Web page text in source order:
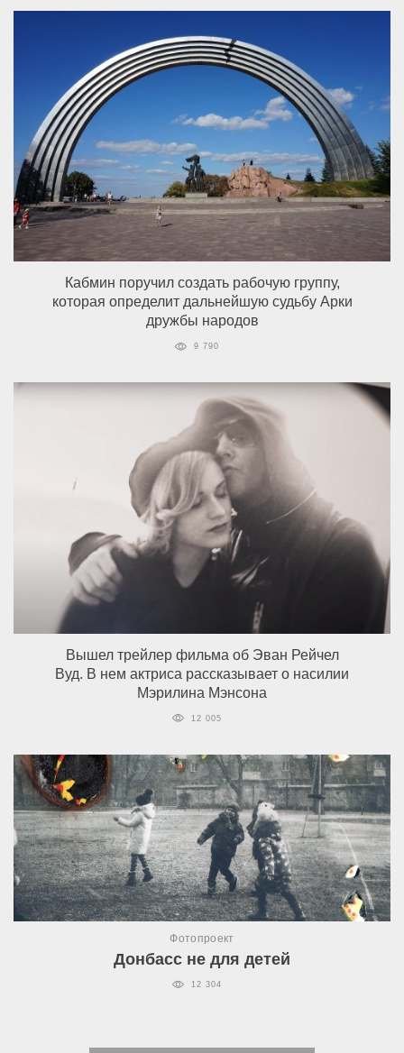
Кабмин поручил создать рабочую группу,
которая определит дальнейшую судьбу Арки
дружбы народов
9 790
Вышел трейлер фильма об Эван Рейчел
Вуд. В нем актриса рассказывает о насилии
Мэрилина Мэнсона
12 005
Фотопроект
Донбасс не для детей
12 304